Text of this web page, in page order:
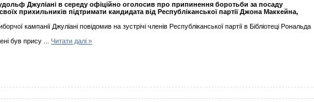
Джуліані в середу офіційно оголосив про припинення боротьби за посаду
прихильників підтримати кандидата від Республіканської партії Джона Маккейна,
кампанії Джуліані повідомив на зустрічі членів Республіканської партії в Бібліотеці Рональда
був прису
Читати далі »